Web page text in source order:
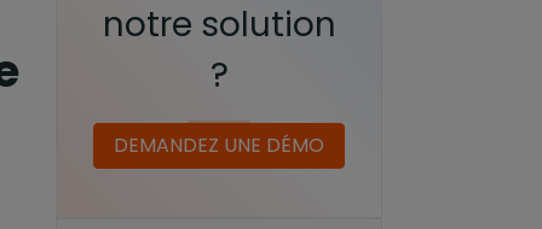
notre solution
?
DEMANDEZ UNE DÉMO